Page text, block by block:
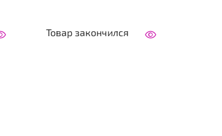
Товар закончился